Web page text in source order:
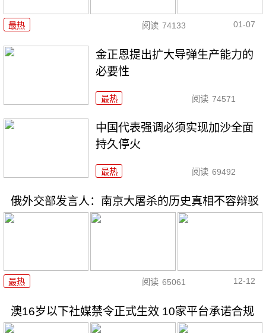
最热 阅读 74133 01-07
金正恩提出扩大导弹生产能力的
必要性
最热 阅读 74571
中国代表强调必须实现加沙全面
持久停火
最热 阅读 69492
俄外交部发言人：南京大屠杀的历史真相不容辩驳
最热 阅读 65061 12-12
澳16岁以下社媒禁令正式生效 10家平台承诺合规